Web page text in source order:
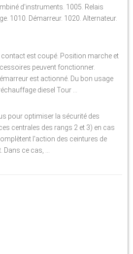
d'instruments. 1005. Relais
1010. Démarreur. 1020. Alternateur.
est coupé. Position marche et
peuvent fonctionner.
est actionné. Du bon usage
diesel Tour ...
pour optimiser la sécurité des
centrales des rangs 2 et 3) en cas
l'action des ceintures de
ce cas, ...